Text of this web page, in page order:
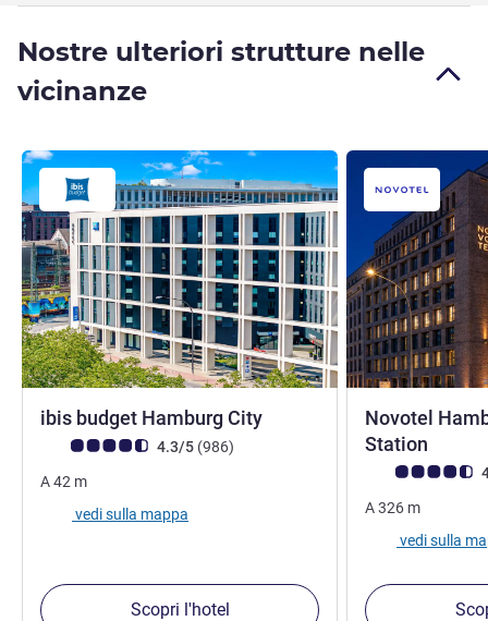
Nostre ulteriori strutture nelle
vicinanze
ibis budget Hamburg City
Giudizio clienti (Valutazione ALL)
4.3/5 (986recensioni
)
A42 m
vedi sulla mappa
Scopri l'hotel
Novotel
Station
Giudizio clienti
A326 m
vedi sulla